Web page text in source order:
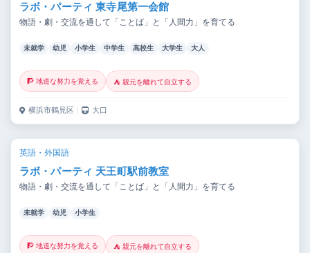
ラボ・パーティ 東寺尾第一会館
物語・劇・交流を通して「ことば」と「人間力」を育てる
未就学 幼児 小学生 中学生 高校生 大学生 大人
🧗 地道な努力を覚える ⛺ 親元を離れて自立する
横浜市鶴見区 ｜ 大口
英語・外国語
ラボ・パーティ 天王町駅前教室
物語・劇・交流を通して「ことば」と「人間力」を育てる
未就学 幼児 小学生
🧗 地道な努力を覚える ⛺ 親元を離れて自立する